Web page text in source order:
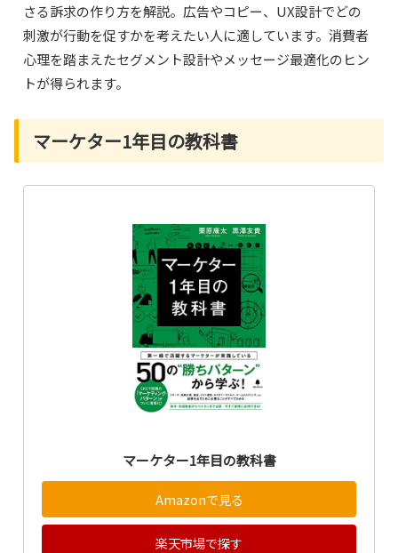
さる訴求の作り方を解説。広告やコピー、UX設計でどの
刺激が行動を促すかを考えたい人に適しています。消費者
心理を踏まえたセグメント設計やメッセージ最適化のヒン
トが得られます。
マーケター1年目の教科書
マーケター1年目の教科書
Amazonで見る
楽天市場で探す